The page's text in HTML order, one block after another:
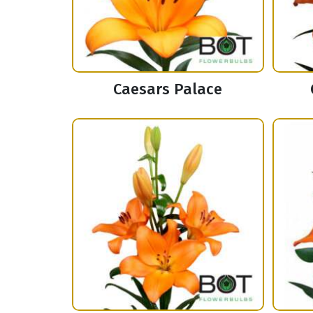
Caesars Palace